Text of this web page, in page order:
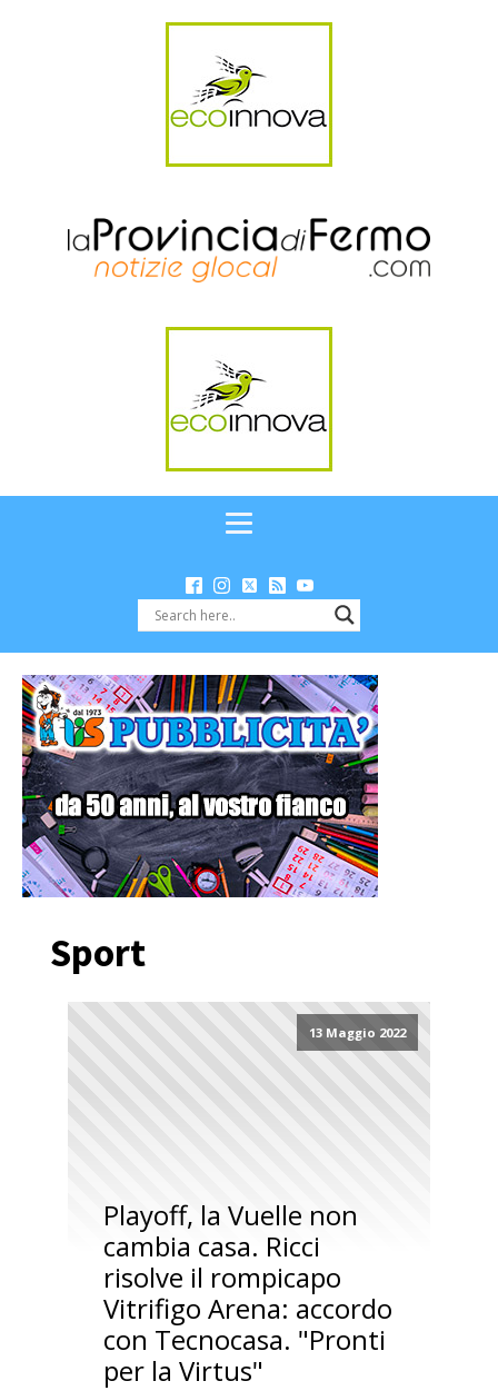
Sport
13 Maggio 2022
Playoff, la Vuelle non
cambia casa. Ricci
risolve il rompicapo
Vitrifigo Arena: accordo
con Tecnocasa. "Pronti
per la Virtus"